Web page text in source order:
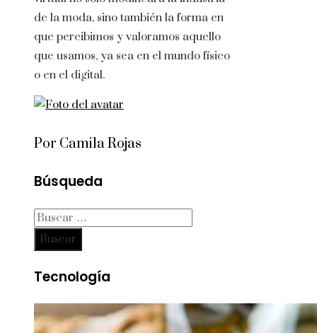
de la moda, sino también la forma en
que percibimos y valoramos aquello
que usamos, ya sea en el mundo físico
o en el digital.
Por Camila Rojas
Búsqueda
Buscar:
Tecnología